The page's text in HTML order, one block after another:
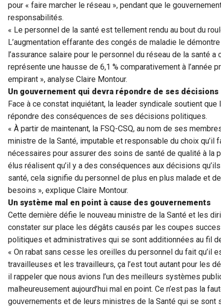
pour « faire marcher le réseau », pendant que le
responsabilités.
« Le personnel de la santé est tellement rendu au bout du
L’augmentation effarante des congés de maladie le
l’assurance salaire pour le personnel du réseau de la santé
représente une hausse de 6,1 % comparativement à l’année
empirant », analyse Claire Montour.
Un gouvernement qui devra répondre de ses décisions
Face à ce constat inquiétant, la leader syndicale soutient
répondre des conséquences de ses décisions politiques.
« À partir de maintenant, la FSQ-CSQ, au nom de ses
ministre de la Santé, imputable et responsable du choix qu’il
nécessaires pour assurer des soins de santé de qualité à la
élus réalisent qu’il y a des conséquences aux décisions
santé, cela signifie du personnel de plus en plus malade et
besoins », explique Claire Montour.
Un système mal en point à cause des gouvernements
Cette dernière défie le nouveau ministre de la Santé et les
constater sur place les dégâts causés par les coupes
politiques et administratives qui se sont additionnées au fil
« On rabat sans cesse les oreilles du personnel du fait qu’il
travailleuses et les travailleurs, ça l’est tout autant pour les
il rappeler que nous avions l’un des meilleurs systèmes
malheureusement aujourd’hui mal en point. Ce n’est pas la
gouvernements et de leurs ministres de la Santé qui se